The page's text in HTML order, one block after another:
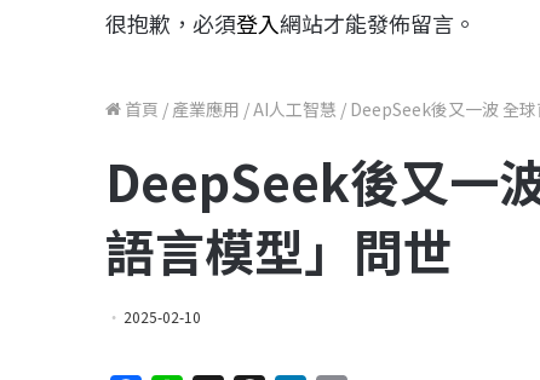
很抱歉，必須登入網站才能發佈留言。